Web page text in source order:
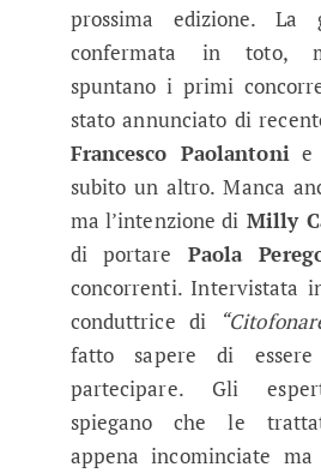
prossima edizione.
confermata in toto,
spuntano i primi
stato annunciato di
Francesco Paolantonie
subito un altro. Manca
ma l’intenzione di Milly
di portare Paola
concorrenti. Intervistata
conduttrice di
fatto sapere di
partecipare. Gli
spiegano che le
appena incominciate